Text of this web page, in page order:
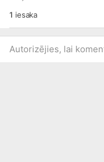
1 iesaka
Autorizējies, lai